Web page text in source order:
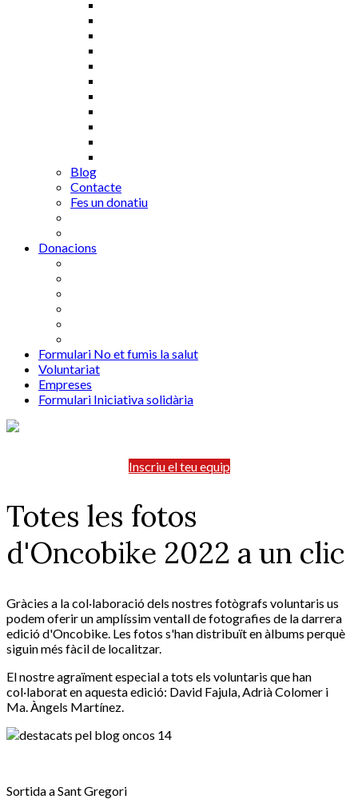
Blog
Contacte
Fes un donatiu
Donacions
Formulari No et fumis la salut
Voluntariat
Empreses
Formulari Iniciativa solidària
Inscriu el teu equip
Totes les fotos
d'Oncobike 2022 a un clic
Gràcies a la col·laboració dels nostres fotògrafs voluntaris us
podem oferir un amplíssim ventall de fotografies de la darrera
edició d'Oncobike. Les fotos s'han distribuït en àlbums perquè
siguin més fàcil de localitzar.
El nostre agraïment especial a tots els voluntaris que han
col·laborat en aquesta edició: David Fajula, Adrià Colomer i
Ma. Àngels Martínez.
Sortida a Sant Gregori